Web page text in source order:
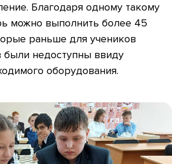
Благодаря одному такому
можно выполнить более 45
раньше для учеников
были недоступны ввиду
оборудования.